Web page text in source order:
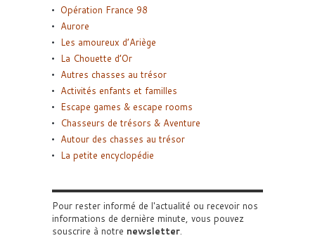
Opération France 98
Aurore
Les amoureux d’Ariège
La Chouette d’Or
Autres chasses au trésor
Activités enfants et familles
Escape games & escape rooms
Chasseurs de trésors & Aventure
Autour des chasses au trésor
La petite encyclopédie
Pour rester informé de l'actualité ou recevoir nos
informations de dernière minute, vous pouvez
souscrire à notre newsletter.